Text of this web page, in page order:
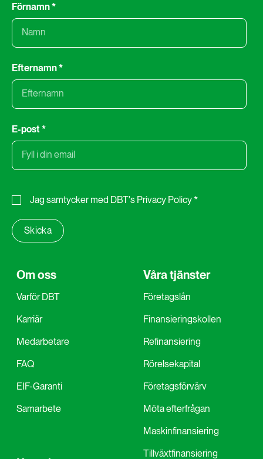
Förnamn*
Efternamn*
E-post*
Jag samtycker med DBT's Privacy Policy*
Om oss
Varför DBT
Karriär
Medarbetare
FAQ
EIF-Garanti
Samarbete
Våra tjänster
Företagslån
Finansieringskollen
Refinansiering
Rörelsekapital
Företagsförvärv
Möta efterfrågan
Maskinfinansiering
Tillväxtfinansiering